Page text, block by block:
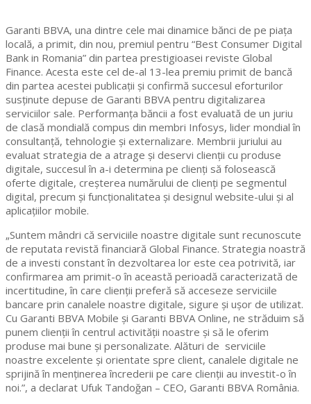
Garanti BBVA, una dintre cele mai dinamice bănci de pe piața
locală, a primit, din nou, premiul pentru “Best Consumer Digital
Bank in Romania” din partea prestigioasei reviste Global
Finance. Acesta este cel de-al 13-lea premiu primit de bancă
din partea acestei publicații și confirmă succesul eforturilor
susţinute depuse de Garanti BBVA pentru digitalizarea
serviciilor sale. Performanța băncii a fost evaluată de un juriu
de clasă mondială compus din membri Infosys, lider mondial în
consultanță, tehnologie și externalizare. Membrii juriului au
evaluat strategia de a atrage și deservi clienții cu produse
digitale, succesul în a-i determina pe clienți să folosească
oferte digitale, creșterea numărului de clienți pe segmentul
digital, precum şi funcționalitatea și designul website-ului și al
aplicațiilor mobile.
„Suntem mândri că serviciile noastre digitale sunt recunoscute
de reputata revistă financiară Global Finance. Strategia noastră
de a investi constant în dezvoltarea lor este cea potrivită, iar
confirmarea am primit-o în această perioadă caracterizată de
incertitudine, în care clienții preferă să acceseze serviciile
bancare prin canalele noastre digitale, sigure și ușor de utilizat.
Cu Garanti BBVA Mobile și Garanti BBVA Online, ne străduim să
punem clienții în centrul activității noastre și să le oferim
produse mai bune și personalizate. Alături de serviciile
noastre excelente și orientate spre client, canalele digitale ne
sprijină în menținerea încrederii pe care clienții au investit-o în
noi.”, a declarat Ufuk Tandoğan – CEO, Garanti BBVA România.